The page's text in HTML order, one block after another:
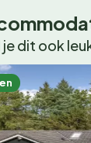
je dit ook